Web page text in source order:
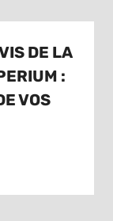
DE LA
:
VOS